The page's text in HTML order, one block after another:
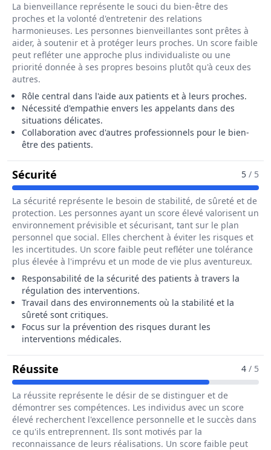
La bienveillance représente le souci du bien-être des
proches et la volonté d'entretenir des relations
harmonieuses. Les personnes bienveillantes sont prêtes à
aider, à soutenir et à protéger leurs proches. Un score faible
peut refléter une approche plus individualiste ou une
priorité donnée à ses propres besoins plutôt qu'à ceux des
autres.
Rôle central dans l'aide aux patients et à leurs proches.
Nécessité d'empathie envers les appelants dans des
situations délicates.
Collaboration avec d'autres professionnels pour le bien-
être des patients.
Sécurité Pour Le Métier De Assistant / 5 / 5
La sécurité représente le besoin de stabilité, de sûreté et de
protection. Les personnes ayant un score élevé valorisent un
environnement prévisible et sécurisant, tant sur le plan
personnel que social. Elles cherchent à éviter les risques et
les incertitudes. Un score faible peut refléter une tolérance
plus élevée à l'imprévu et un mode de vie plus aventureux.
Responsabilité de la sécurité des patients à travers la
régulation des interventions.
Travail dans des environnements où la stabilité et la
sûreté sont critiques.
Focus sur la prévention des risques durant les
interventions médicales.
Réussite Pour Le Métier De Assistant / 4 / 5
La réussite représente le désir de se distinguer et de
démontrer ses compétences. Les individus avec un score
élevé recherchent l'excellence personnelle et le succès dans
ce qu'ils entreprennent. Ils sont motivés par la
reconnaissance de leurs réalisations. Un score faible peut